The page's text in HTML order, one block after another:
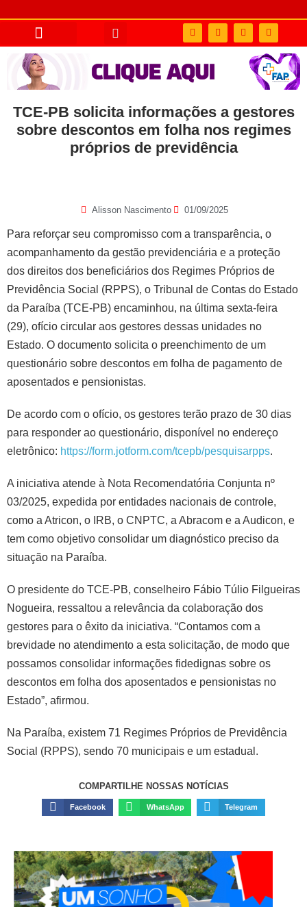
TCE-PB solicita informações a gestores
sobre descontos em folha nos regimes
próprios de previdência
Alisson Nascimento 01/09/2025
Para reforçar seu compromisso com a transparência, o
acompanhamento da gestão previdenciária e a proteção
dos direitos dos beneficiários dos Regimes Próprios de
Previdência Social (RPPS), o Tribunal de Contas do Estado
da Paraíba (TCE-PB) encaminhou, na última sexta-feira
(29), ofício circular aos gestores dessas unidades no
Estado. O documento solicita o preenchimento de um
questionário sobre descontos em folha de pagamento de
aposentados e pensionistas.
De acordo com o ofício, os gestores terão prazo de 30 dias
para responder ao questionário, disponível no endereço
eletrônico: https://form.jotform.com/tcepb/pesquisarpps.
A iniciativa atende à Nota Recomendatória Conjunta nº
03/2025, expedida por entidades nacionais de controle,
como a Atricon, o IRB, o CNPTC, a Abracom e a Audicon, e
tem como objetivo consolidar um diagnóstico preciso da
situação na Paraíba.
O presidente do TCE-PB, conselheiro Fábio Túlio Filgueiras
Nogueira, ressaltou a relevância da colaboração dos
gestores para o êxito da iniciativa. “Contamos com a
brevidade no atendimento a esta solicitação, de modo que
possamos consolidar informações fidedignas sobre os
descontos em folha dos aposentados e pensionistas no
Estado”, afirmou.
Na Paraíba, existem 71 Regimes Próprios de Previdência
Social (RPPS), sendo 70 municipais e um estadual.
COMPARTILHE NOSSAS NOTÍCIAS
Facebook WhatsApp Telegram